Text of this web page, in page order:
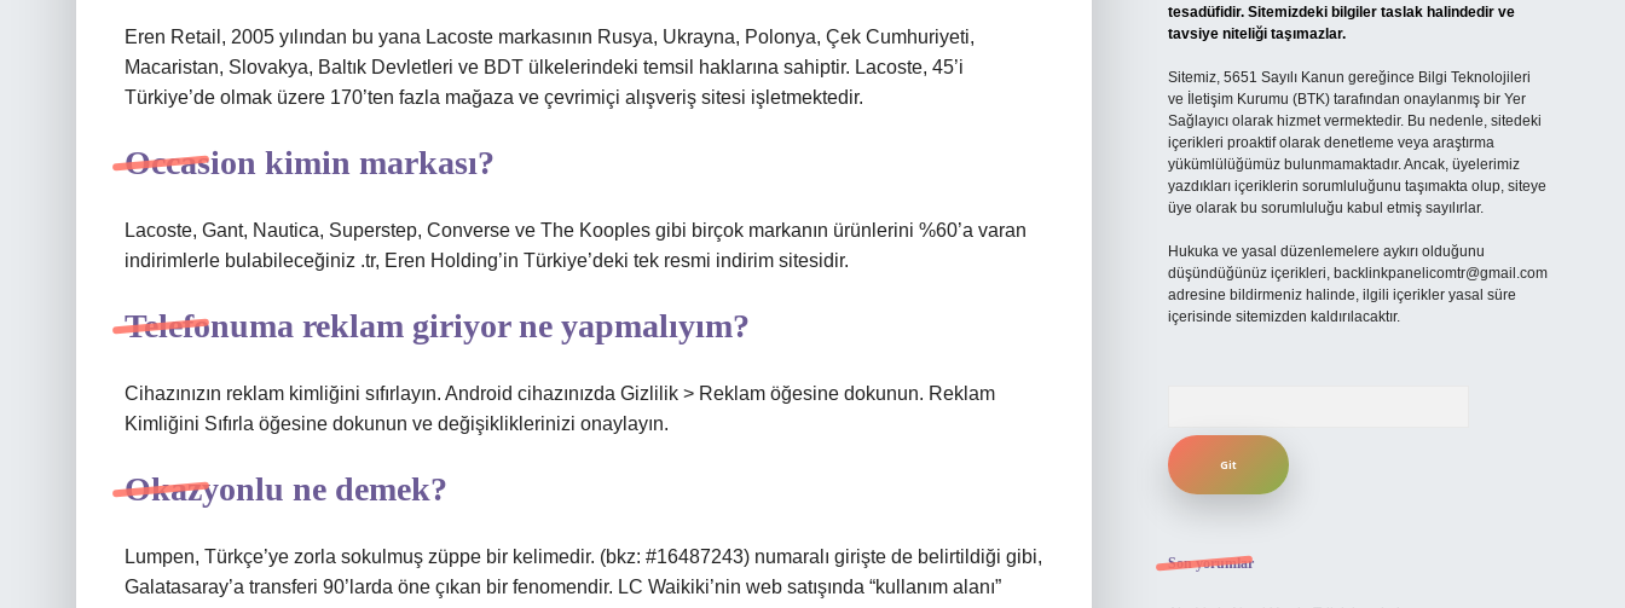
Eren Retail, 2005 yılından bu yana Lacoste markasının Rusya, Ukrayna, Polonya, Çek Cumhuriyeti,
Macaristan, Slovakya, Baltık Devletleri ve BDT ülkelerindeki temsil haklarına sahiptir. Lacoste, 45’i
Türkiye’de olmak üzere 170’ten fazla mağaza ve çevrimiçi alışveriş sitesi işletmektedir.
Occasion kimin markası?
Lacoste, Gant, Nautica, Superstep, Converse ve The Kooples gibi birçok markanın ürünlerini %60’a varan
indirimlerle bulabileceğiniz .tr, Eren Holding’in Türkiye’deki tek resmi indirim sitesidir.
Telefonuma reklam giriyor ne yapmalıyım?
Cihazınızın reklam kimliğini sıfırlayın. Android cihazınızda Gizlilik > Reklam öğesine dokunun. Reklam
Kimliğini Sıfırla öğesine dokunun ve değişikliklerinizi onaylayın.
Okazyonlu ne demek?
Lumpen, Türkçe’ye zorla sokulmuş züppe bir kelimedir. (bkz: #16487243) numaralı girişte de belirtildiği gibi,
Galatasaray’a transferi 90’larda öne çıkan bir fenomendir. LC Waikiki’nin web satışında “kullanım alanı”
tesadüfidir. Sitemizdeki bilgiler taslak halindedir ve
tavsiye niteliği taşımazlar.
Sitemiz, 5651 Sayılı Kanun gereğince Bilgi Teknolojileri
ve İletişim Kurumu (BTK) tarafından onaylanmış bir Yer
Sağlayıcı olarak hizmet vermektedir. Bu nedenle, sitedeki
içerikleri proaktif olarak denetleme veya araştırma
yükümlülüğümüz bulunmamaktadır. Ancak, üyelerimiz
yazdıkları içeriklerin sorumluluğunu taşımakta olup, siteye
üye olarak bu sorumluluğu kabul etmiş sayılırlar.
Hukuka ve yasal düzenlemelere aykırı olduğunu
düşündüğünüz içerikleri, backlinkpanelicomtr@gmail.com
adresine bildirmeniz halinde, ilgili içerikler yasal süre
içerisinde sitemizden kaldırılacaktır.
Son yorumlar